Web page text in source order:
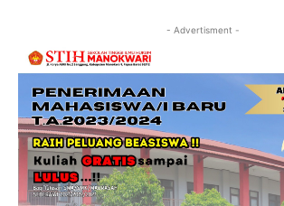
- Advertisment -